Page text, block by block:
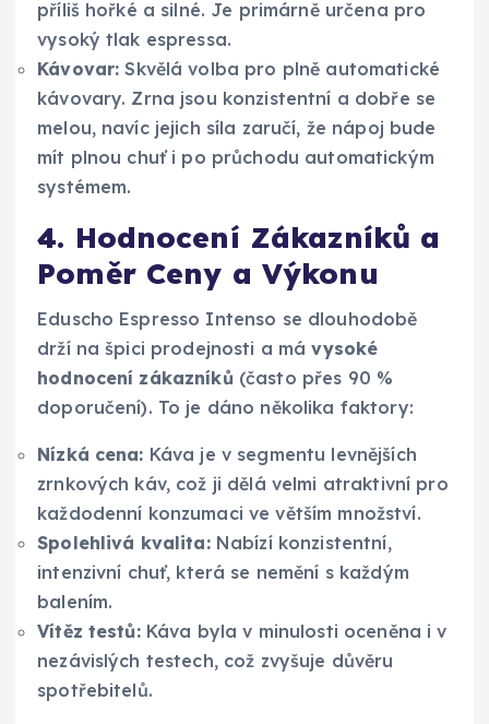
příliš hořké a silné. Je primárně určena pro
vysoký tlak espressa.
Kávovar: Skvělá volba pro plně automatické
kávovary. Zrna jsou konzistentní a dobře se
melou, navíc jejich síla zaručí, že nápoj bude
mít plnou chuť i po průchodu automatickým
systémem.
4. Hodnocení Zákazníků a
Poměr Ceny a Výkonu
Eduscho Espresso Intenso se dlouhodobě
drží na špici prodejnosti a mávysoké
hodnocení zákazníků (často přes 90 %
doporučení). To je dáno několika faktory:
Nízká cena: Káva je v segmentu levnějších
zrnkových káv, což ji dělá velmi atraktivní pro
každodenní konzumaci ve větším množství.
Spolehlivá kvalita:Nabízí konzistentní,
intenzivní chuť, která se nemění s každým
balením.
Vítěz testů:Káva byla v minulosti oceněna i v
nezávislých testech, což zvyšuje důvěru
spotřebitelů.